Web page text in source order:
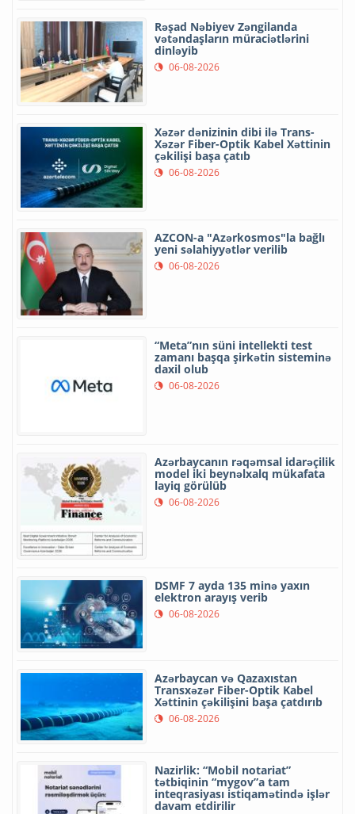
Rəşad Nəbiyev Zəngilanda
vətəndaşların müraciətlərini
dinləyib
06-08-2026
Xəzər dənizinin dibi ilə Trans-
Xəzər Fiber-Optik Kabel Xəttinin
çəkilişi başa çatıb
06-08-2026
AZCON-a "Azərkosmos"la bağlı
yeni səlahiyyətlər verilib
06-08-2026
“Meta”nın süni intellekti test
zamanı başqa şirkətin sisteminə
daxil olub
06-08-2026
Azərbaycanın rəqəmsal idarəçilik
model iki beynəlxalq mükafata
layiq görülüb
06-08-2026
DSMF 7 ayda 135 minə yaxın
elektron arayış verib
06-08-2026
Azərbaycan və Qazaxıstan
Transxəzər Fiber-Optik Kabel
Xəttinin çəkilişini başa çatdırıb
06-08-2026
Nazirlik: “Mobil notariat”
tətbiqinin “mygov”a tam
inteqrasiyası istiqamətində işlər
davam etdirilir